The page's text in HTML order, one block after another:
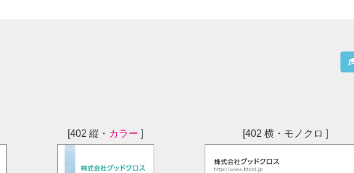
[402 縦・ カラー ] [402 横・モノクロ ]